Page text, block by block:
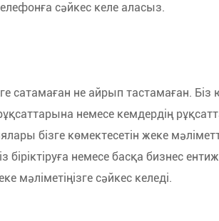
сәйкес келе аласыз.
сатамаған не айрып
немесе кемдердің
бізге көмектесетін жеке
біріктіруға немесе басқа бизнес
мәліметіңізге сәйкес келеді.